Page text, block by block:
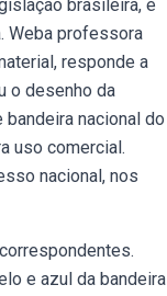
brasileira, é
Weba professora
responde a
o desenho da
nacional do
uso comercial.
nacional, nos
e azul da bandeira